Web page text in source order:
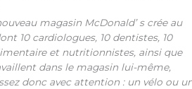
magasin McDonald’ s crée au
10 cardiologues, 10 dentistes, 10
et nutritionnistes, ainsi que
dans le magasin lui-même,
donc avec attention : un vélo ou